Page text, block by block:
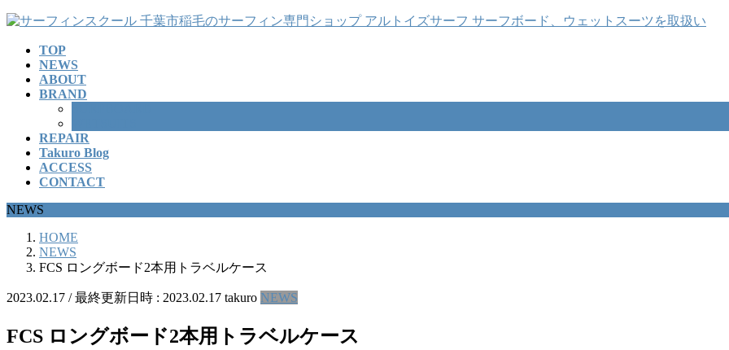
コ
ナ
TOP
NEWS
ABOUT
BRAND
REPAIR
Takuro Blog
ACCESS
CONTACT
NEWS
HOME
NEWS
FCS ロングボード2本用トラベルケース
2023.02.17 / 最終更新日時 : 2023.02.17 takuro NEWS
FCS ロングボード2本用トラベルケース